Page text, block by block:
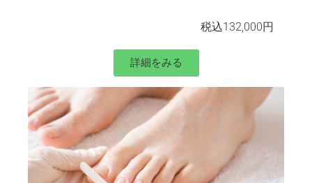
税込132,000円
詳細をみる